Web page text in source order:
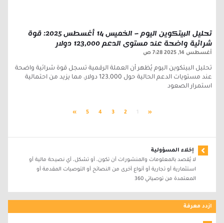
تحليل البيتكوين اليوم – الخميس 14 أغسطس 2025: قوة
شرائية واضحة عند مستوى الدعم 123,000 دولار
أغسطس 14, 2025 7:28 ص
تحليل البيتكوين اليوم يُظهر أن العملة الرقمية تسجل قوة شرائية واضحة
عند مستويات الدعم الحالية حول 123,000 دولار، مما يزيد من احتمالية
استمرار الصعود
«
1
2
3
4
5
»
إخلاء المسؤولية
لا يُقصد بالمعلومات والمنشورات أن تكون، أو تشكل، أي نصيحة مالية أو
استثمارية أو تجارية أو أنواع أخرى من النصائح أو التوصيات المقدمة أو
المعتمدة من توصياتي 360
ازدد معرفة